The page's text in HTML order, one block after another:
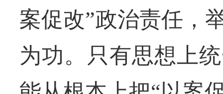
案促改”政治责任，
为功。只有思想上